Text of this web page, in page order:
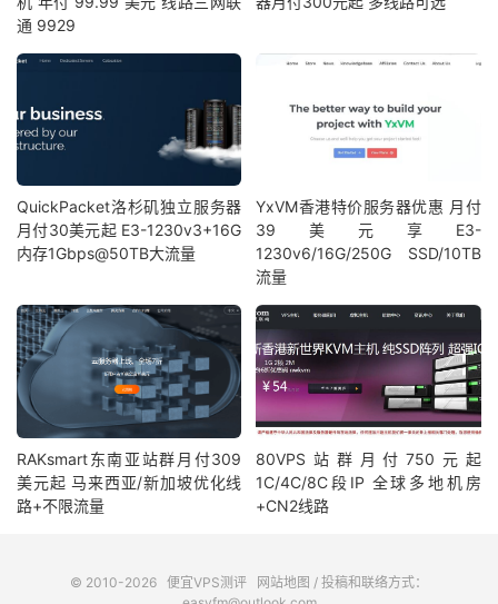
通 9929
QuickPacket洛杉矶独立服务器
月付30美元起 E3-1230v3+16G
内存1Gbps@50TB大流量
YxVM香港特价服务器优惠 月付
39美元享E3-
1230v6/16G/250G SSD/10TB
流量
RAKsmart东南亚站群月付309
美元起 马来西亚/新加坡优化线
路+不限流量
80VPS站群月付750元起
1C/4C/8C段IP 全球多地机房
+CN2线路
© 2010-2026 便宜VPS测评 网站地图 / 投稿和联络方式：